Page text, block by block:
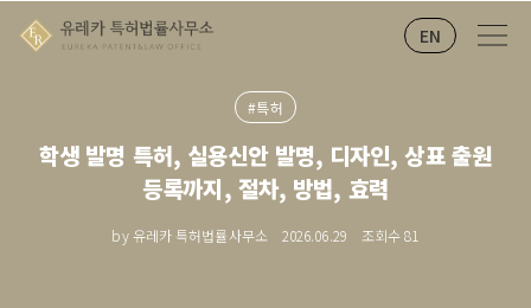
EN
#특허
학생 발명 특허, 실용신안 발명, 디자인, 상표 출원
등록까지, 절차, 방법, 효력
by 유레카 특허법률사무소 2026.06.29 조회수81